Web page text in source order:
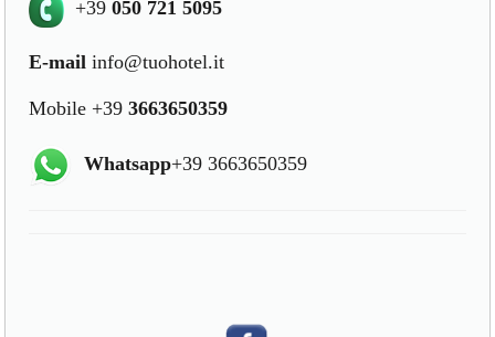
+39050 721 5095
E-mail info@tuohotel.it
Mobile +393663650359
Whatsapp+39 3663650359